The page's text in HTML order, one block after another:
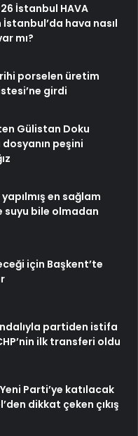
İstanbul HAVA
İstanbul’da hava nasıl
mı?
porselen üretim
girdi
Gülistan Doku
dosyanın peşini
en sağlam
suyu bile olmadan
için Başkent’te
partiden istifa
ilk transferi oldu
Parti’ye katılacak
dikkat çeken çıkış